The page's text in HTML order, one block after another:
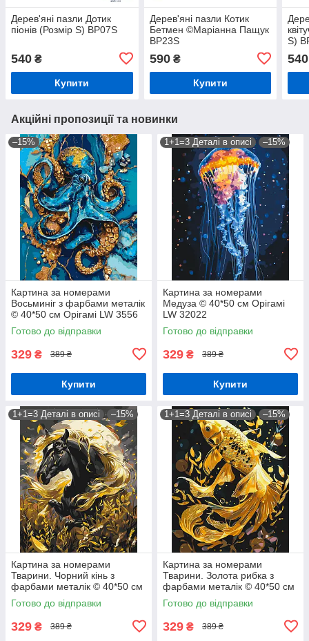
Дерев'яні пазли Дотик
піонів (Розмір S) BP07S
540 ₴
Купити
Дерев'яні пазли Котик
Бетмен ©Маріанна Пащук
BP23S
590₴
Купити
S)
540
Акційні пропозиції та новинки
–15%
Картина за номерами
Восьминіг з фарбами металік
© 40*50 см Орігамі LW 3556
Готово до відправки
329 ₴ 389 ₴
Купити
1+1=3 Деталі в описі –15%
Картина за номерами
Медуза © 40*50 см Орігамі
LW 32022
Готово до відправки
329 ₴ 389 ₴
Купити
1+1=3 Деталі в описі –15%
Картина за номерами
Тварини. Чорний кінь з
фарбами металік © 40*50 см
Орігамі LW 31200
Готово до відправки
329 ₴ 389 ₴
1+1=3 Деталі в описі –15%
Картина за номерами
Тварини. Золота рибка з
фарбами металік © 40*50 см
Орігамі LW 9670
Готово до відправки
329 ₴ 389 ₴